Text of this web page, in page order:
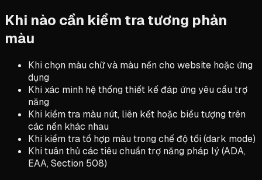
Khi nào cần kiểm tra tương phản
màu
Khi chọn màu chữ và màu nền cho website hoặc ứng
dụng
Khi xác minh hệ thống thiết kế đáp ứng yêu cầu trợ
năng
Khi kiểm tra màu nút, liên kết hoặc biểu tượng trên
các nền khác nhau
Khi kiểm tra tổ hợp màu trong chế độ tối (dark mode)
Khi tuân thủ các tiêu chuẩn trợ năng pháp lý (ADA,
EAA, Section 508)